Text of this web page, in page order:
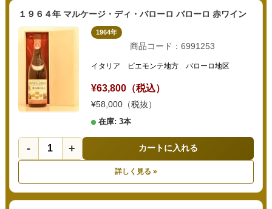
１９６４年 マルケージ・ディ・バローロ バローロ 赤ワイン
1964年
商品コード：6991253
イタリア ピエモンテ地方 バローロ地区
¥63,800（税込）
¥58,000（税抜）
在庫: 3本
- + カートに入れる
詳しく見る »